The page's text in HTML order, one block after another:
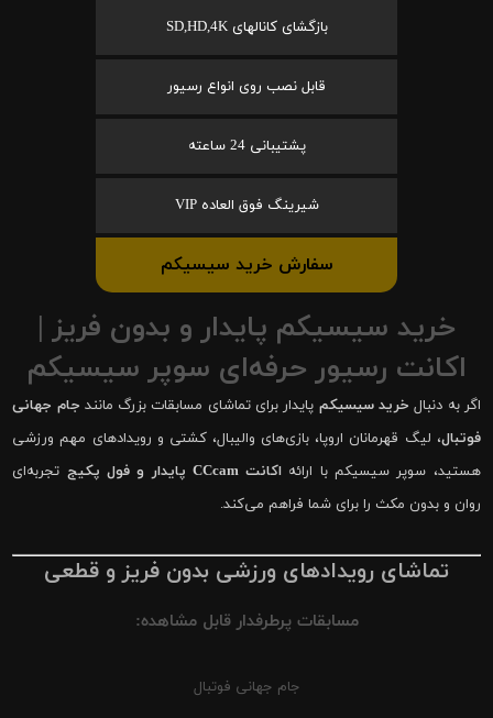
بازگشای کانالهای SD,HD,4K
قابل نصب روی انواع رسیور
پشتیبانی 24 ساعته
شیرینگ فوق العاده VIP
سفارش خرید سیسیکم
خرید سیسیکم پایدار و بدون فریز |
اکانت رسیور حرفه‌ای سوپر سیسیکم
اگر به دنبال خرید سیسیکم پایدار برای تماشای مسابقات بزرگ مانند جام جهانی
فوتبال، لیگ قهرمانان اروپا، بازی‌های والیبال، کشتی و رویدادهای مهم ورزشی
هستید، سوپر سیسیکم با ارائه اکانت CCcam پایدار و فول پکیج
تجربه‌ای
روان و بدون مکث را برای شما فراهم می‌کند.
تماشای رویدادهای ورزشی بدون فریز و قطعی
مسابقات پرطرفدار قابل مشاهده:
جام جهانی فوتبال